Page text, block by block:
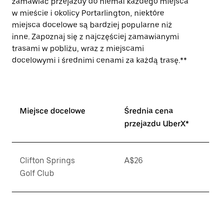
w mieście i okolicy Portarlington, niektóre
miejsca docelowe są bardziej popularne niż
inne. Zapoznaj się z najczęściej zamawianymi
trasami w pobliżu, wraz z miejscami
docelowymi i średnimi cenami za każdą trasę.**
Miejsce docelowe
Średnia cena
przejazdu UberX*
Clifton Springs
Golf Club
A$26